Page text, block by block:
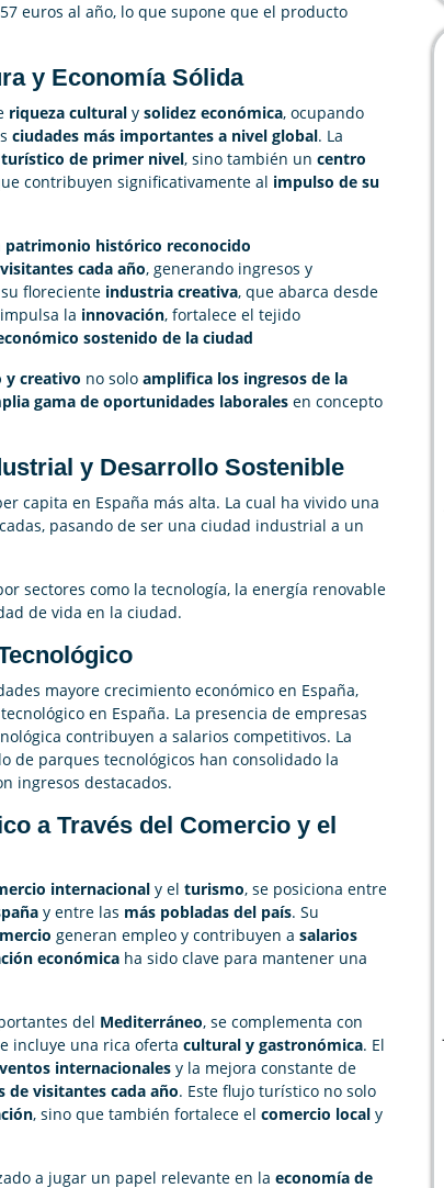
euros al año, lo que supone que el producto
y Economía Sólida
riqueza cultural y solidez económica, ocupando
ciudades más importantes a nivel global. La
de primer nivel, sino también un centro
contribuyen significativamente al impulso de su
patrimonio histórico reconocido
cada año, generando ingresos y
floreciente industria creativa, que abarca desde
la innovación, fortalece el tejido
sostenido de la ciudad
y creativo no solo amplifica los ingresos de la
gama de oportunidades laborales en concepto
y Desarrollo Sostenible
capita en España más alta. La cual ha vivido una
pasando de ser una ciudad industrial a un
sectores como la tecnología, la energía renovable
de vida en la ciudad.
mayore crecimiento económico en España,
en España. La presencia de empresas
contribuyen a salarios competitivos. La
de parques tecnológicos han consolidado la
ingresos destacados.
a Través del Comercio y el
internacional y el turismo, se posiciona entre
y entre las más pobladas del país. Su
generan empleo y contribuyen a salarios
económica ha sido clave para mantener una
del Mediterráneo, se complementa con
incluye una rica oferta cultural y gastronómica. El
internacionales y la mejora constante de
de visitantes cada año. Este flujo turístico no solo
, sino que también fortalece el comercio local y
a jugar un papel relevante en la economía de